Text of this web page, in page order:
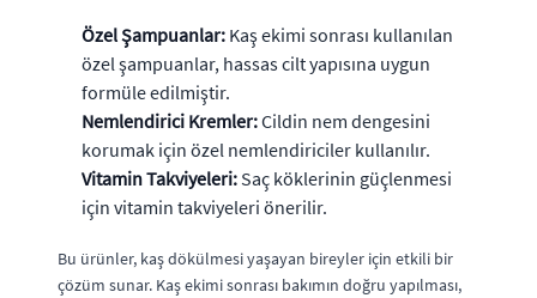
Özel Şampuanlar: Kaş ekimi sonrası kullanılan
özel şampuanlar, hassas cilt yapısına uygun
formüle edilmiştir.
Nemlendirici Kremler:Cildin nem dengesini
korumak için özel nemlendiriciler kullanılır.
Vitamin Takviyeleri: Saç köklerinin güçlenmesi
için vitamin takviyeleri önerilir.
Bu ürünler, kaş dökülmesi yaşayan bireyler için etkili bir
çözüm sunar. Kaş ekimi sonrası bakımın doğru yapılması,